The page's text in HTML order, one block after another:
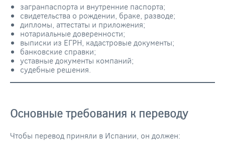
загранпаспорта и внутренние паспорта;
свидетельства о рождении, браке, разводе;
дипломы, аттестаты и приложения;
нотариальные доверенности;
выписки из ЕГРН, кадастровые документы;
банковские справки;
уставные документы компаний;
судебные решения.
Основные требования к переводу
Чтобы перевод приняли в Испании, он должен: